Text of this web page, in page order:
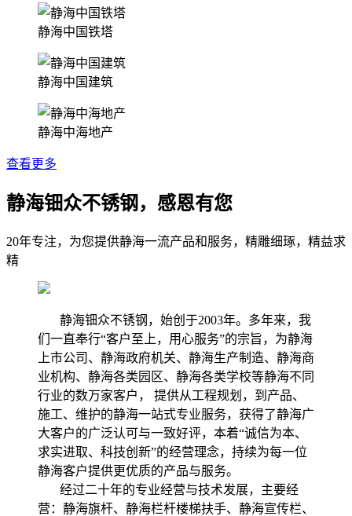
静海中国铁塔
静海中国建筑
静海中海地产
查看更多
静海钿众不锈钢，感恩有您
20年专注，为您提供静海一流产品和服务，精雕细琢，精益求
精
静海钿众不锈钢，始创于2003年。多年来，我
们一直奉行“客户至上，用心服务”的宗旨，为静海
上市公司、静海政府机关、静海生产制造、静海商
业机构、静海各类园区、静海各类学校等静海不同
行业的数万家客户， 提供从工程规划，到产品、
施工、维护的静海一站式专业服务，获得了静海广
大客户的广泛认可与一致好评，本着“诚信为本、
求实进取、科技创新”的经营理念，持续为每一位
静海客户提供更优质的产品与服务。
经过二十年的专业经营与技术发展，主要经
营：静海旗杆、静海栏杆楼梯扶手、静海宣传栏、